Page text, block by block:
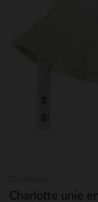
Charlotte unie